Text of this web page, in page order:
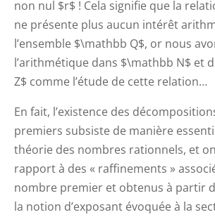
non nul $r$ ! Cela signifie que la
ne présente plus aucun intérêt
l’ensemble $\mathbb Q$, or nous
l’arithmétique dans $\mathbb N$ et
Z$ comme l’étude de cette relation…
En fait, l’existence des
premiers subsiste de manière
théorie des nombres rationnels, et
rapport à des « raffinements »
nombre premier et obtenus à partir
la notion d’exposant évoquée à la